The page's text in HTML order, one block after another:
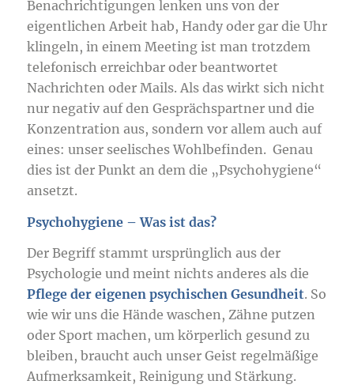
Benachrichtigungen lenken uns von der
eigentlichen Arbeit hab, Handy oder gar die Uhr
klingeln, in einem Meeting ist man trotzdem
telefonisch erreichbar oder beantwortet
Nachrichten oder Mails. Als das wirkt sich nicht
nur negativ auf den Gesprächspartner und die
Konzentration aus, sondern vor allem auch auf
eines: unser seelisches Wohlbefinden. Genau
dies ist der Punkt an dem die „Psychohygiene“
ansetzt.
Psychohygiene – Was ist das?
Der Begriff stammt ursprünglich aus der
Psychologie und meint nichts anderes als die
Pflege der eigenen psychischen Gesundheit. So
wie wir uns die Hände waschen, Zähne putzen
oder Sport machen, um körperlich gesund zu
bleiben, braucht auch unser Geist regelmäßige
Aufmerksamkeit, Reinigung und Stärkung.